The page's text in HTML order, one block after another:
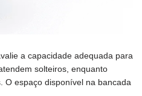
a capacidade adequada para
solteiros, enquanto
O espaço disponível na bancada